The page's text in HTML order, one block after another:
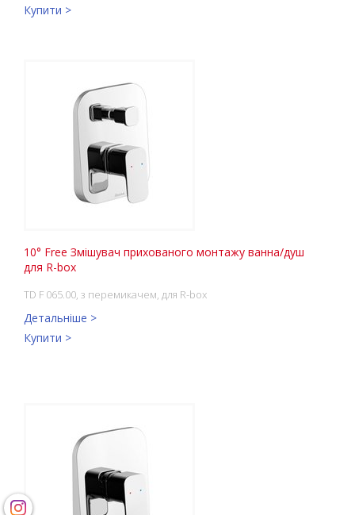
Купити >
10° Free Змішувач прихованого монтажу ванна/душ
для R-box
TD F 065.00, з перемикачем, для R-box
Детальніше >
Купити >